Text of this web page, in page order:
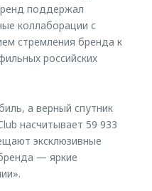
поддержал
коллаборации с
стремления бренда к
российских
а верный спутник
насчитывает 59 933
эксклюзивные
— яркие